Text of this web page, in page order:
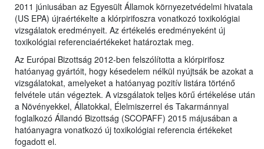
2011 júniusában az Egyesült Államok környezetvédelmi hivatala
(US EPA) újraértékelte a klórpirifoszra vonatkozó toxikológiai
vizsgálatok eredményeit. Az értékelés eredményeként új
toxikológiai referenciaértékeket határoztak meg.
Az Európai Bizottság 2012-ben felszólította a klórpirifosz
hatóanyag gyártóit, hogy késedelem nélkül nyújtsák be azokat a
vizsgálatokat, amelyeket a hatóanyag pozitív listára történő
felvétele után végeztek. A vizsgálatok teljes körű értékelése után
a Növényekkel, Állatokkal, Élelmiszerrel és Takarmánnyal
foglalkozó Állandó Bizottság (SCOPAFF) 2015 májusában a
hatóanyagra vonatkozó új toxikológiai referencia értékeket
fogadott el.